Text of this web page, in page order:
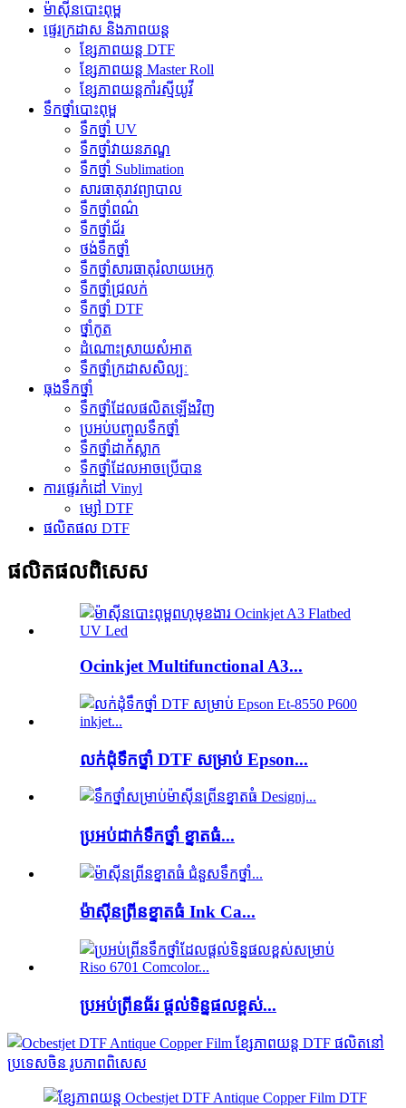
ម៉ាស៊ីនបោះពុម្ព
ផ្ទេរក្រដាស និងភាពយន្ត
ខ្សែភាពយន្ត DTF
ខ្សែភាពយន្ត Master Roll
ខ្សែភាពយន្តកាំរស្មីយូវី
ទឹកថ្នាំបោះពុម្ព
ទឹកថ្នាំ UV
ទឹកថ្នាំវាយនភណ្ឌ
ទឹកថ្នាំ Sublimation
សារធាតុរាវព្យាបាល
ទឹកថ្នាំពណ៌
ទឹកថ្នាំជ័រ
ថង់ទឹកថ្នាំ
ទឹកថ្នាំសារធាតុរំលាយអេកូ
ទឹកថ្នាំជ្រលក់
ទឹកថ្នាំ DTF
ថ្នាំកូត
ដំណោះស្រាយសំអាត
ទឹកថ្នាំក្រដាសសិល្បៈ
ធុងទឹកថ្នាំ
ទឹកថ្នាំដែលផលិតឡើងវិញ
ប្រអប់បញ្ចូលទឹកថ្នាំ
ទឹកថ្នាំដាក់ស្លាក
ទឹកថ្នាំដែលអាចប្រើបាន
ការផ្ទេរកំដៅ Vinyl
ម្សៅ DTF
ផលិតផល DTF
ផលិតផលពិសេស
Ocinkjet Multifunctional A3...
លក់ដុំទឹកថ្នាំ DTF សម្រាប់ Epson...
ប្រអប់ដាក់ទឹកថ្នាំ ខ្នាតធំ...
ម៉ាស៊ីនព្រីនខ្នាតធំ Ink Ca...
ប្រអប់ព្រីនធ័រ ផ្តល់ទិន្នផលខ្ពស់...